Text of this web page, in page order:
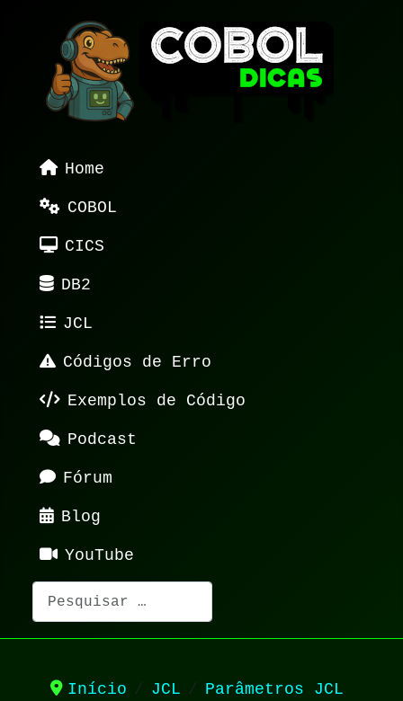
Home
COBOL
CICS
DB2
JCL
Códigos de Erro
Exemplos de Código
Podcast
Fórum
Blog
YouTube
Pesquisar
Início JCL
Parâmetros JCL